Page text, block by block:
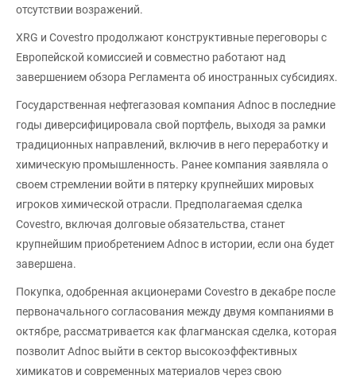
отсутствии возражений.
XRG и Covestro продолжают конструктивные переговоры с
Европейской комиссией и совместно работают над
завершением обзора Регламента об иностранных субсидиях.
Государственная нефтегазовая компания Adnoc в последние
годы диверсифицировала свой портфель, выходя за рамки
традиционных направлений, включив в него переработку и
химическую промышленность. Ранее компания заявляла о
своем стремлении войти в пятерку крупнейших мировых
игроков химической отрасли. Предполагаемая сделка
Covestro, включая долговые обязательства, станет
крупнейшим приобретением Adnoc в истории, если она будет
завершена.
Покупка, одобренная акционерами Covestro в декабре после
первоначального согласования между двумя компаниями в
октябре, рассматривается как флагманская сделка, которая
позволит Adnoc выйти в сектор высокоэффективных
химикатов и современных материалов через свою